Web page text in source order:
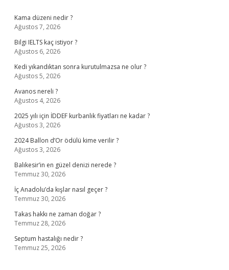
Kama düzeni nedir ?
Ağustos 7, 2026
Bilgi IELTS kaç istiyor ?
Ağustos 6, 2026
Kedi yıkandıktan sonra kurutulmazsa ne olur ?
Ağustos 5, 2026
Avanos nereli ?
Ağustos 4, 2026
2025 yılı için İDDEF kurbanlık fiyatları ne kadar ?
Ağustos 3, 2026
2024 Ballon d’Or ödülü kime verilir ?
Ağustos 3, 2026
Balıkesir’in en güzel denizi nerede ?
Temmuz 30, 2026
İç Anadolu’da kışlar nasıl geçer ?
Temmuz 30, 2026
Takas hakkı ne zaman doğar ?
Temmuz 28, 2026
Septum hastalığı nedir ?
Temmuz 25, 2026